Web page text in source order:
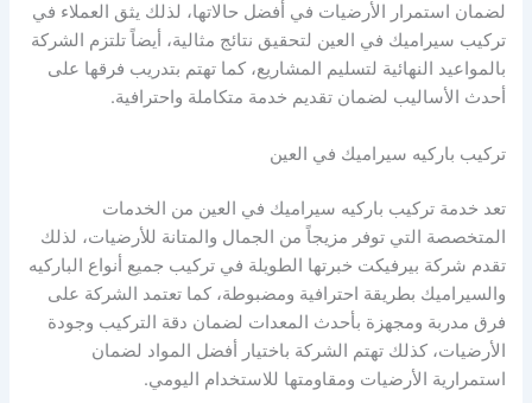
لضمان استمرار الأرضيات في أفضل حالاتها، لذلك يثق العملاء في
تركيب سيراميك في العين لتحقيق نتائج مثالية، أيضاً تلتزم الشركة
بالمواعيد النهائية لتسليم المشاريع، كما تهتم بتدريب فرقها على
أحدث الأساليب لضمان تقديم خدمة متكاملة واحترافية.
تركيب باركيه سيراميك في العين
تعد خدمة تركيب باركيه سيراميك في العين من الخدمات
المتخصصة التي توفر مزيجاً من الجمال والمتانة للأرضيات، لذلك
تقدم شركة بيرفيكت خبرتها الطويلة في تركيب جميع أنواع الباركيه
والسيراميك بطريقة احترافية ومضبوطة، كما تعتمد الشركة على
فرق مدربة ومجهزة بأحدث المعدات لضمان دقة التركيب وجودة
الأرضيات، كذلك تهتم الشركة باختيار أفضل المواد لضمان
استمرارية الأرضيات ومقاومتها للاستخدام اليومي.